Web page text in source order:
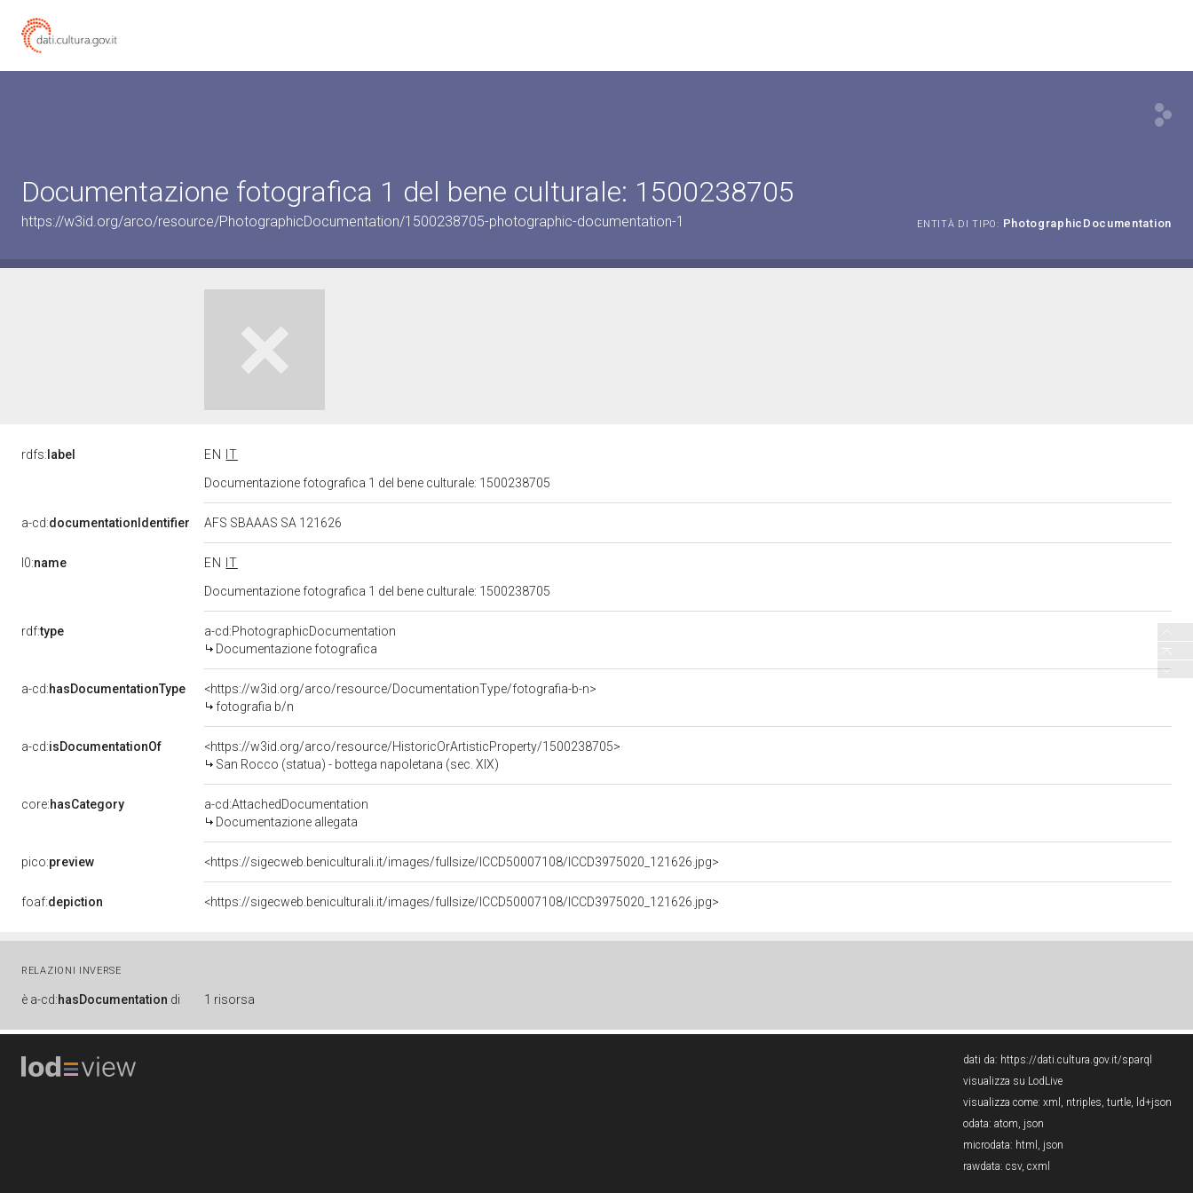
Documentazione fotografica 1 del bene culturale: 1500238705
https://w3id.org/arco/resource/PhotographicDocumentation/1500238705-photographic-documentation-1 ENTITÀ DI TIPO: PhotographicDocumentation
rdfs: label EN
IT
Documentazione fotografica 1 del bene culturale: 1500238705
a-cd:documentationIdentifier AFS SBAAAS SA 121626
l0:name EN
IT
Documentazione fotografica 1 del bene culturale: 1500238705
rdf:type
a-cd:PhotographicDocumentation
Documentazione fotografica
a-cd:hasDocumentationType
<https://w3id.org/arco/resource/DocumentationType/fotografia-b-n>
fotografia b/n
a-cd:isDocumentationOf
<https://w3id.org/arco/resource/HistoricOrArtisticProperty/1500238705>
San Rocco (statua) - bottega napoletana (sec. XIX)
core:hasCategory
a-cd:AttachedDocumentation
Documentazione allegata
pico:preview <https://sigecweb.beniculturali.it/images/fullsize/ICCD50007108/ICCD3975020_121626.jpg>
foaf:depiction <https://sigecweb.beniculturali.it/images/fullsize/ICCD50007108/ICCD3975020_121626.jpg>
RELAZIONI INVERSE
è a-cd:hasDocumentation di 1 risorsa
dati da: https://dati.cultura.gov.it/sparql
visualizza su LodLive
visualizza come: xml , ntriples, turtle, ld+json
odata: atom, json
microdata: html , json
rawdata: csv, cxml